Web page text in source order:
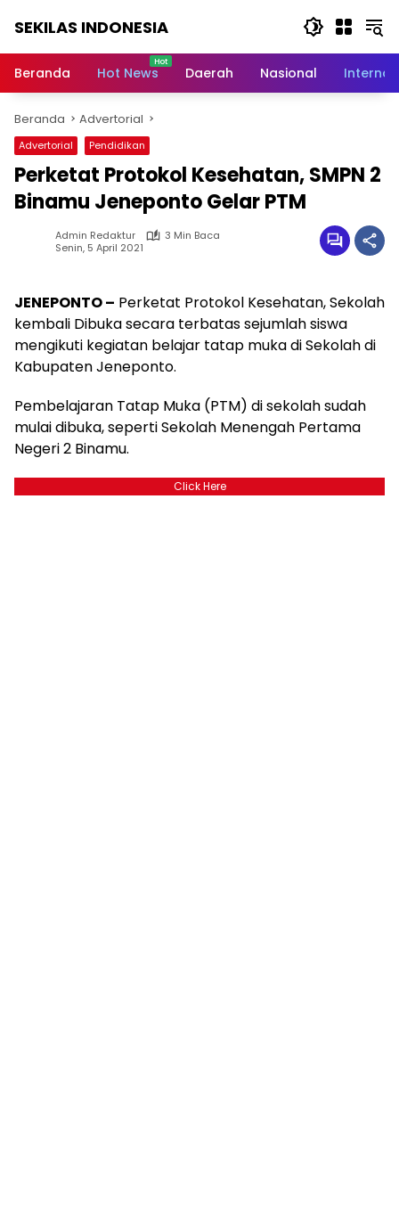
SEKILAS INDONESIA
Terkini,
Latest
World,
Headlines,
News
Today
Beranda Hot News Daerah Nasional
Beranda Advertorial
Advertorial Pendidikan
Perketat Protokol Kesehatan, SMPN 2
Binamu Jeneponto Gelar PTM
Admin Redaktur
3 Min Baca
Senin, 5 April 2021
JENEPONTO – Perketat Protokol Kesehatan, Sekolah
kembali Dibuka secara terbatas sejumlah siswa
mengikuti kegiatan belajar tatap muka di Sekolah di
Kabupaten Jeneponto.
Pembelajaran Tatap Muka (PTM) di sekolah sudah
mulai dibuka, seperti Sekolah Menengah Pertama
Negeri 2 Binamu.
Click Here